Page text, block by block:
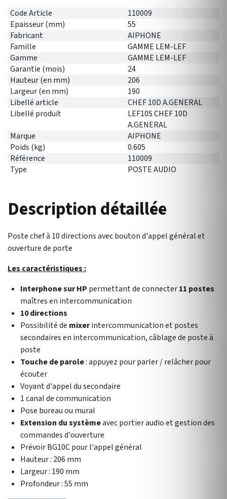
Code Article
110009
Epaisseur (mm)
55
Fabricant
AIPHONE
Famille
GAMME LEM-LEF
Gamme
GAMME LEM-LEF
Garantie (mois)
24
Hauteur (en mm)
206
Largeur (en mm)
190
Libellé article
CHEF 10D A.GENERAL
Libellé produit
LEF10S CHEF 10D
A.GENERAL
Marque
AIPHONE
Poids (kg)
0.605
Référence
110009
Type
POSTE AUDIO
Description détaillée
Poste chef à 10 directions avec bouton d'appel général et
ouverture de porte
Les caractéristiques :
Interphone sur HP permettant de connecter11 postes
maîtres en intercommunication
10 directions
Possibilité de mixerintercommunication et postes
secondaires en intercommunication, câblage de poste à
poste
Touche de parole: appuyez pour parler / relâcher pour
écouter
Voyant d'appel du secondaire
1 canal de communication
Pose bureau ou mural
Extension du systèmeavec portier audio et gestion des
commandes d'ouverture
Prévoir BG10C pour l'appel général
Hauteur : 206 mm
Largeur : 190 mm
Profondeur : 55 mm